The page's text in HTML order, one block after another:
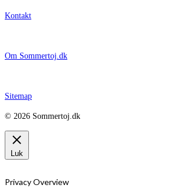
Kontakt
Om Sommertoj.dk
Sitemap
© 2026 Sommertoj.dk
Luk
Privacy Overview